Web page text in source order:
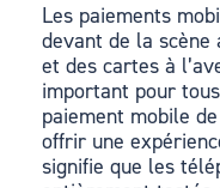
Les paiements
devant de la scène
et des cartes à
important pour
paiement mobile
offrir une
signifie que les